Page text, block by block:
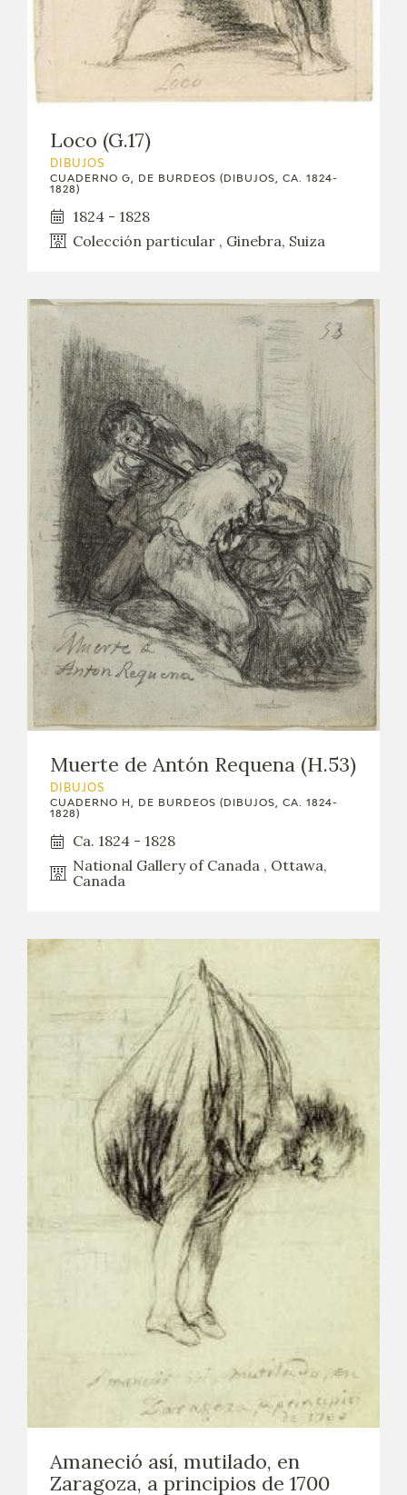
Loco (G.17)
DIBUJOS
CUADERNO G, DE BURDEOS (DIBUJOS, CA. 1824-
1828)
1824 - 1828
Colección particular , Ginebra, Suiza
Muerte de Antón Requena (H.53)
DIBUJOS
CUADERNO H, DE BURDEOS (DIBUJOS, CA. 1824-
1828)
Ca. 1824 - 1828
National Gallery of Canada , Ottawa,
Canada
Amaneció así, mutilado, en
Zaragoza, a principios de 1700